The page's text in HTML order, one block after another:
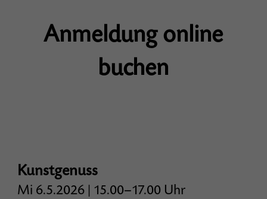
Anmeldung online
buchen
Kunstgenuss
Mi 6.5.2026 | 15.00–17.00 Uhr